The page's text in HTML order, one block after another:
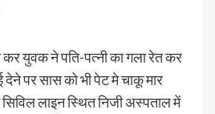
युवक ने पति-पत्नी का गला रेत कर
देने पर सास को भी पेट मे चाकू मार
लाइन स्थित निजी अस्पताल में